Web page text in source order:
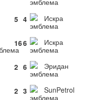
5 4 Искра
166 Искра
2 6 Эридан
2 3 SunPetrol